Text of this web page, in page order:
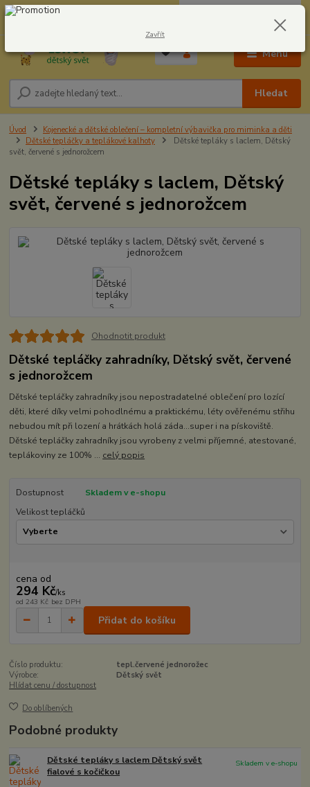
Menu
Hledat
604278943 0,00 Kč
Úvod
Kojenecké a dětské oblečení – kompletní výbavička pro miminka a děti
Dětské tepláčky a teplákové kalhoty
Dětské tepláky s laclem, Dětský
svět, červené s jednorožcem
Dětské tepláky s laclem, Dětský
svět, červené s jednorožcem
Ohodnotit produkt
Dětské tepláčky zahradníky, Dětský svět, červené
s jednorožcem
Dětské tepláčky zahradníky jsou nepostradatelné oblečení pro lozící
děti, které díky velmi pohodlnému a praktickému, léty ověřenému střihu
nebudou mít při lození a hrátkách holá záda...super i na pískoviště.
Dětské tepláčky zahradníky jsou vyrobeny z velmi příjemné, atestované,
teplákoviny ze 100% ... celý popis
Dostupnost
Skladem v e-shopu
Velikost tepláčků
cena od
294 Kč/ks
od 243 Kč bez DPH
Přidat do košíku
Číslo produktu:
tepl.červené jednorožec
Výrobce:
Dětský svět
Hlídat cenu / dostupnost
Do oblíbených
Podobné produkty
Dětské tepláky s laclem Dětský svět
fialové s kočičkou
Skladem v e-shopu
Zavřít